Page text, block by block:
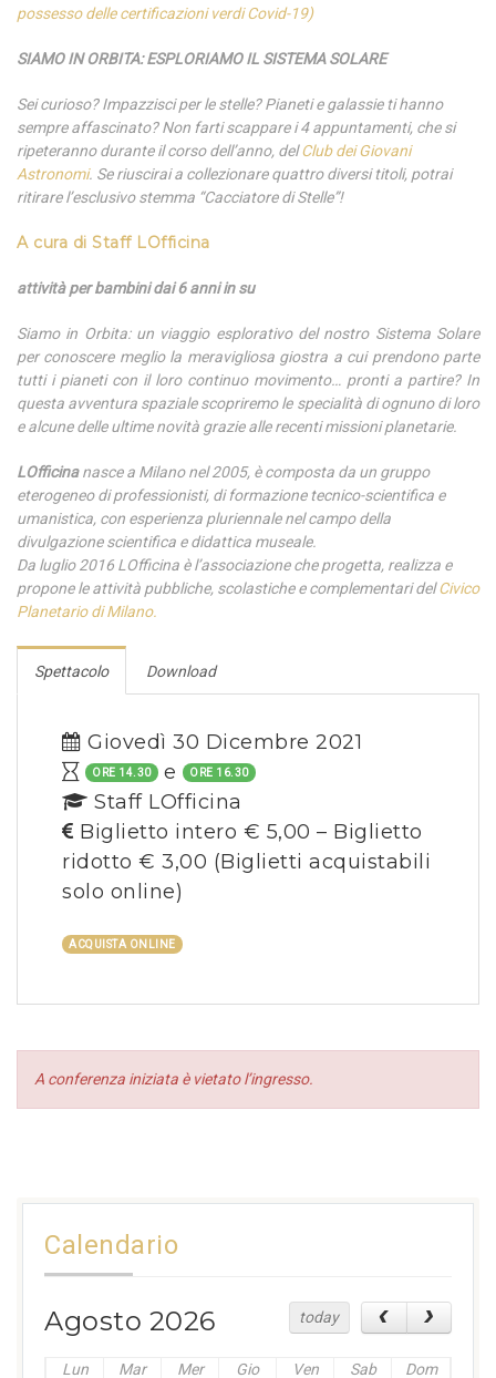
possesso delle certificazioni verdi Covid-19)
SIAMO IN ORBITA: ESPLORIAMO IL SISTEMA SOLARE
Sei curioso? Impazzisci per le stelle? Pianeti e galassie ti hanno
sempre affascinato? Non farti scappare i 4 appuntamenti, che si
ripeteranno durante il corso dell’anno, delClub dei Giovani
Astronomi. Se riuscirai a collezionare quattro diversi titoli, potrai
ritirare l’esclusivo stemma “Cacciatore di Stelle”!
A cura di Staff LOfficina
attività per bambini dai 6 anni in su
Siamo in Orbita: un viaggio esplorativo del nostro Sistema Solare
per conoscere meglio la meravigliosa giostra a cui prendono parte
tutti i pianeti con il loro continuo movimento… pronti a partire? In
questa avventura spaziale scopriremo le specialità di ognuno di loro
e alcune delle ultime novità grazie alle recenti missioni planetarie.
LOfficinanasce a Milano nel 2005, è composta da un gruppo
eterogeneo di professionisti, di formazione tecnico-scientifica e
umanistica, con esperienza pluriennale nel campo della
divulgazione scientifica e didattica museale.
Da luglio 2016 LOfficina è l’associazione che progetta, realizza e
propone le attività pubbliche, scolastiche e complementari delCivico
Planetario di Milano.
Spettacolo Download
Giovedì 30 Dicembre 2021
ORE 14.30 e ORE 16.30
Staff LOfficina
Biglietto intero € 5,00 – Biglietto
ridotto € 3,00 (Biglietti acquistabili
solo online)
ACQUISTA ONLINE
A conferenza iniziata è vietato l’ingresso.
Calendario
Agosto 2026 today
Lun Mar Mer Gio Ven Sab Dom